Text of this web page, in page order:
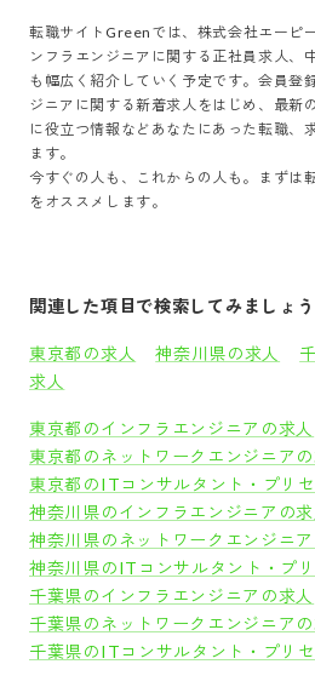
転職サイトGreenでは、 株式会社エーピ
ンフラエンジニア に関する正社員求人、
も幅広く紹介していく予定です。会員登
ジニア に関する新着求人をはじめ、最新
に役立つ情報などあなたにあった転職、
ます。
今すぐの人も、これからの人も。まずは
をオススメします。
関連した項目で検索してみましょう
東京都の求人 神奈川県の求人
求人
東京都のインフラエンジニアの求人
東京都のネットワークエンジニアの
東京都のITコンサルタント・プリ
神奈川県のインフラエンジニアの求
神奈川県のネットワークエンジニア
神奈川県のITコンサルタント・プ
千葉県のインフラエンジニアの求人
千葉県のネットワークエンジニアの
千葉県のITコンサルタント・プリ